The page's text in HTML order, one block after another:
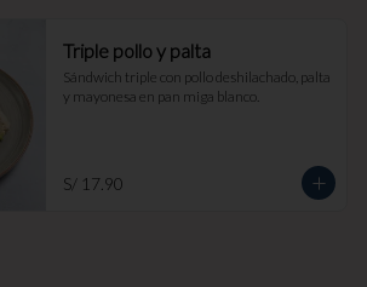
Triple pollo y palta
Sándwich triple con pollo deshilachado, palta
y mayonesa en pan miga blanco.
S/ 17.90